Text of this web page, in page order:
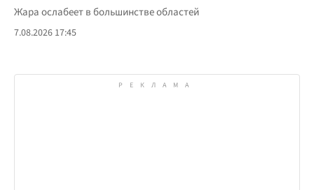
Жара ослабеет в большинстве областей
7.08.2026 17:45